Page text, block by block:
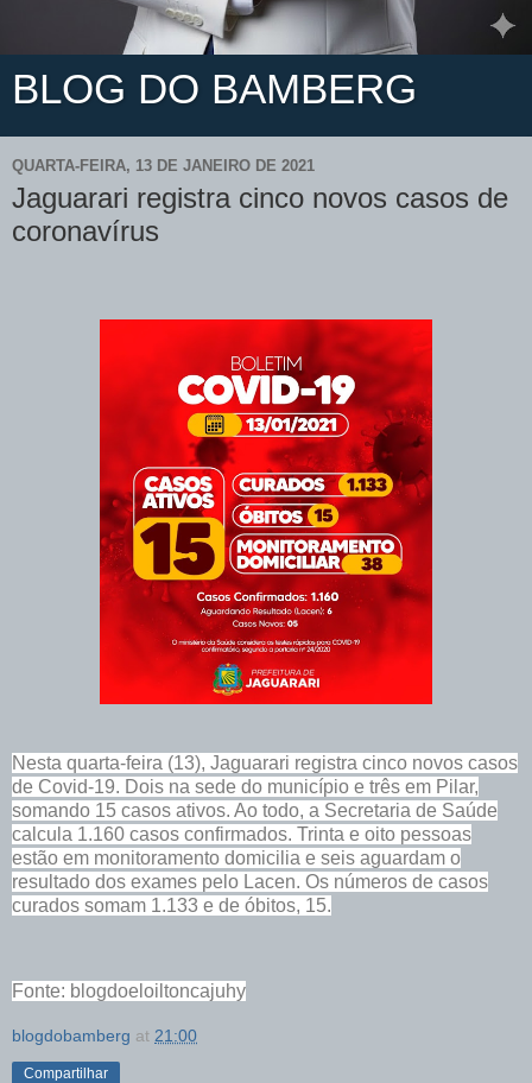
BLOG DO BAMBERG
QUARTA-FEIRA, 13 DE JANEIRO DE 2021
Jaguarari registra cinco novos casos de
coronavírus
Nesta quarta-feira (13), Jaguarari registra cinco novos casos
de Covid-19. Dois na sede do município e três em Pilar,
somando 15 casos ativos. Ao todo, a Secretaria de Saúde
calcula 1.160 casos confirmados. Trinta e oito pessoas
estão em monitoramento domicilia e seis aguardam o
resultado dos exames pelo Lacen. Os números de casos
curados somam 1.133 e de óbitos, 15.
Fonte: blogdoeloiltoncajuhy
blogdobamberg at 21:00
Compartilhar